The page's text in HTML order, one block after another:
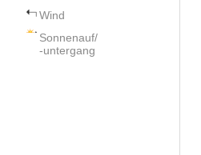
Wind
Sonnenauf/
-untergang